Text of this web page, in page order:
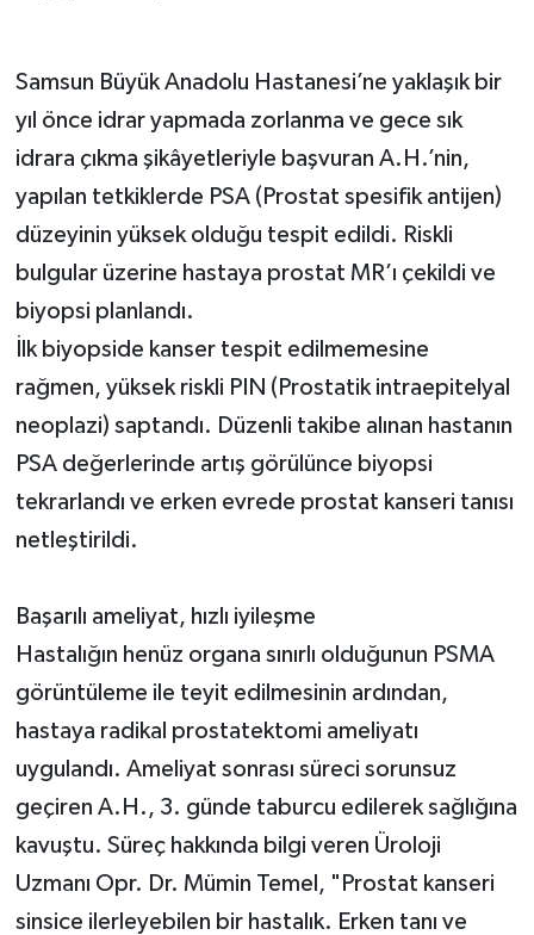
Samsun Büyük Anadolu Hastanesi’ne yaklaşık bir
yıl önce idrar yapmada zorlanma ve gece sık
idrara çıkma şikâyetleriyle başvuran A.H.’nin,
yapılan tetkiklerde PSA (Prostat spesifik antijen)
düzeyinin yüksek olduğu tespit edildi. Riskli
bulgular üzerine hastaya prostat MR’ı çekildi ve
biyopsi planlandı.
İlk biyopside kanser tespit edilmemesine
rağmen, yüksek riskli PIN (Prostatik intraepitelyal
neoplazi) saptandı. Düzenli takibe alınan hastanın
PSA değerlerinde artış görülünce biyopsi
tekrarlandı ve erken evrede prostat kanseri tanısı
netleştirildi.
Başarılı ameliyat, hızlı iyileşme
Hastalığın henüz organa sınırlı olduğunun PSMA
görüntüleme ile teyit edilmesinin ardından,
hastaya radikal prostatektomi ameliyatı
uygulandı. Ameliyat sonrası süreci sorunsuz
geçiren A.H., 3. günde taburcu edilerek sağlığına
kavuştu. Süreç hakkında bilgi veren Üroloji
Uzmanı Opr. Dr. Mümin Temel, "Prostat kanseri
sinsice ilerleyebilen bir hastalık. Erken tanı ve